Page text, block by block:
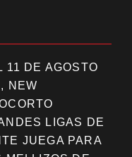
11 DE AGOSTO
NEW
LIGAS DE
JUEGA PARA